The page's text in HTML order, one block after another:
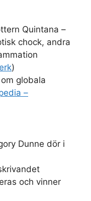
Quintana –
chock, andra
)
globala
–
Dunne dör i
och vinner